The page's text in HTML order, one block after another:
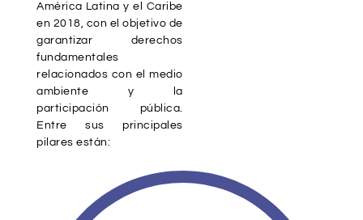
América Latina y el Caribe
en 2018, con el objetivo de
garantizar derechos
fundamentales
relacionados con el medio
ambiente y la
participación pública.
Entre sus principales
pilares están: